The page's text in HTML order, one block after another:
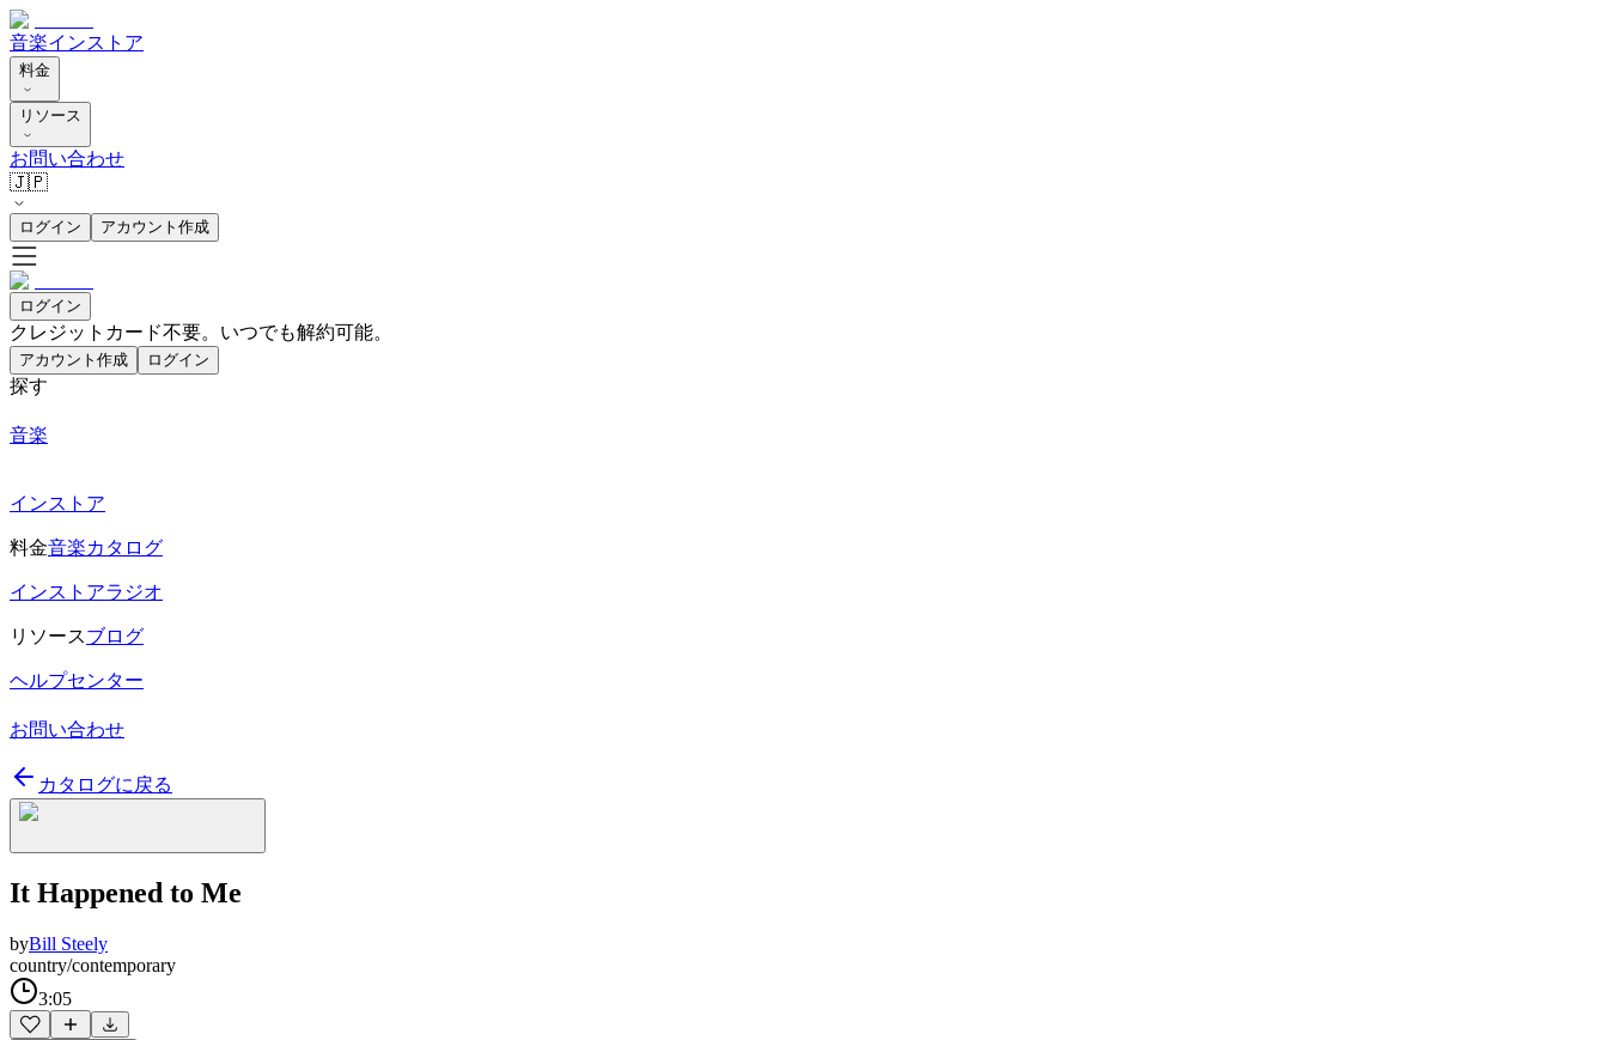
音楽インストア
料金
リソース
お問い合わせ
🇯🇵
ログイン アカウント作成
ログイン
クレジットカード不要。いつでも解約可能。
アカウント作成 ログイン
探す
音楽
インストア
料金音楽カタログ
インストアラジオ
リソースブログ
ヘルプセンター
お問い合わせ
カタログに戻る
It Happened to Me
byBill Steely
country/contemporary
3:05